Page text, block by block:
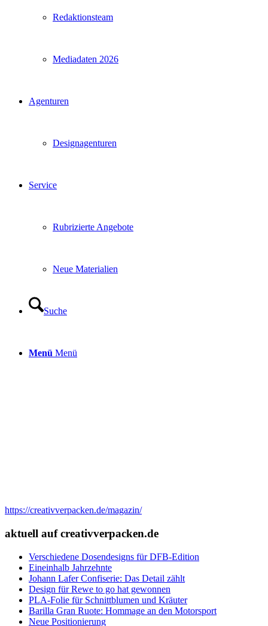
Redaktionsteam
Mediadaten 2026
Agenturen
Designagenturen
Service
Rubrizierte Angebote
Neue Materialien
Suche
Menü Menü
https://creativverpacken.de/magazin/
aktuell auf creativverpacken.de
Verschiedene Dosendesigns für DFB-Edition
Eineinhalb Jahrzehnte
Johann Lafer Confiserie: Das Detail zählt
Design für Rewe to go hat gewonnen
PLA-Folie für Schnittblumen und Kräuter
Barilla Gran Ruote: Hommage an den Motorsport
Neue Positionierung